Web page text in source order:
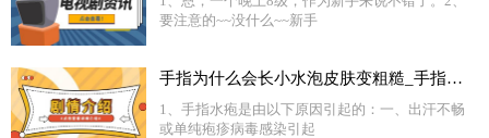
要注意的~~没什么~~新手
手指为什么会长小水泡皮肤变粗糙_手指为什么会长小水泡
1、手指水疱是由以下原因引起的：一、出汗不畅
或单纯疱疹病毒感染引起